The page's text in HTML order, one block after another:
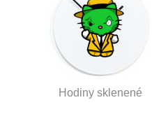
Hodiny sklenené